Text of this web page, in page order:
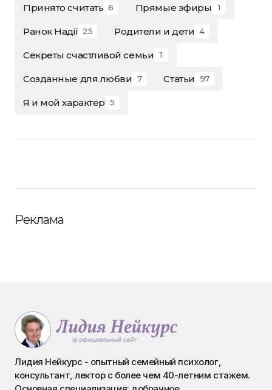
Принято считать 6 Прямые эфиры 1
Ранок Надії 25 Родители и дети 4
Секреты счастливой семьи 1
Созданные для любви 7 Статьи 97
Я и мой характер 5
Реклама
Лидия Нейкурс - опытный семейный психолог,
консультант, лектор с более чем 40-летним стажем.